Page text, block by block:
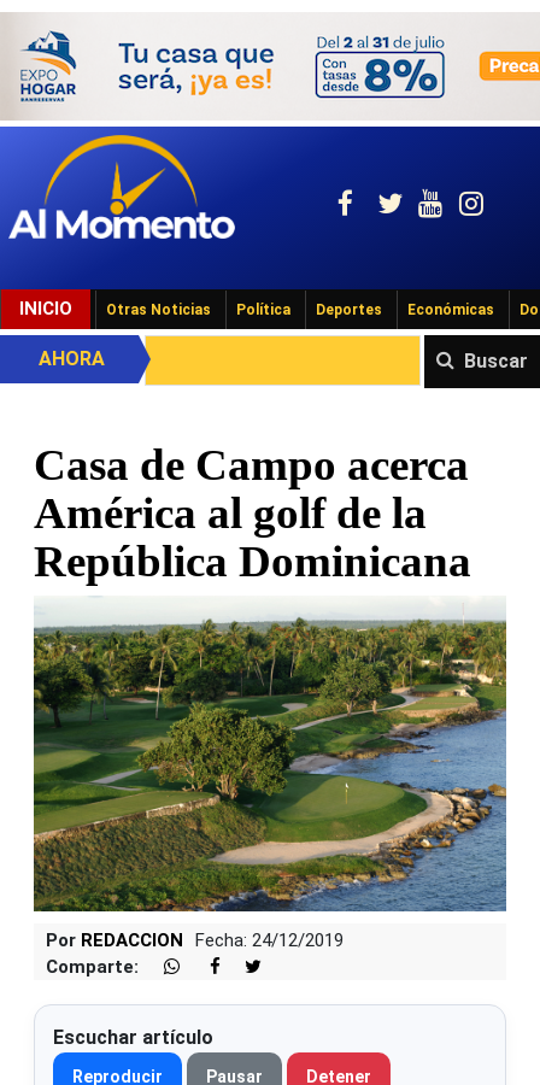
INICIO Otras Noticias Política Deportes Económicas
Buscar
AHORA
Casa de Campo acerca
América al golf de la
República Dominicana
Por REDACCION
Fecha: 24/12/2019
Comparte:
Escuchar artículo
Reproducir Pausar Detener